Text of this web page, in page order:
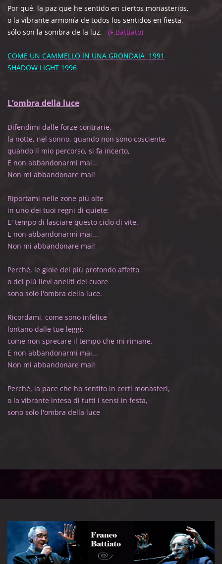
Por qué, la paz que he sentido en ciertos monasterios,
o la vibrante armonía de todos los sentidos en fiesta,
sólo son la sombra de la luz.
(F.Battiato)
COME UN CAMMELLO IN UNA GRONDAIA 1991
SHADOW LIGHT 1996
L’ombra della luce
Difendimi dalle forze contrarie,
la notte, nel sonno, quando non sono cosciente,
quando il mio percorso, si fa incerto,
E non abbandonarmi mai...
Non mi abbandonare mai!
Riportami nelle zone più alte
in uno dei tuoi regni di quiete:
E' tempo di lasciare questo ciclo di vite.
E non abbandonarmi mai...
Non mi abbandonare mai!
Perchè, le gioie del più profondo affetto
o dei più lievi aneliti del cuore
sono solo l'ombra della luce.
Ricordami, come sono infelice
lontano dalle tue leggi;
come non sprecare il tempo che mi rimane.
E non abbandonarmi mai...
Non mi abbandonare mai!
Perchè, la pace che ho sentito in certi monasteri,
o la vibrante intesa di tutti i sensi in festa,
sono solo l'ombra della luce